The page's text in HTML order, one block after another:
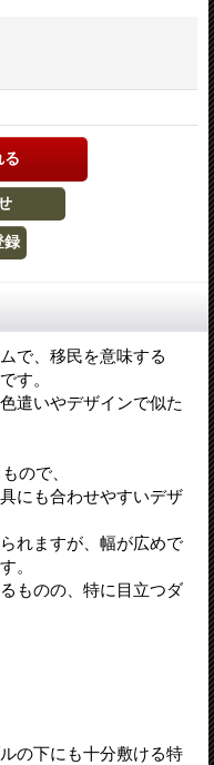
で、移民を意味する
す。
遣いやデザインで似た
ので、
にも合わせやすいデザ
れますが、幅が広めで
。
ものの、特に目立つダ
の下にも十分敷ける特